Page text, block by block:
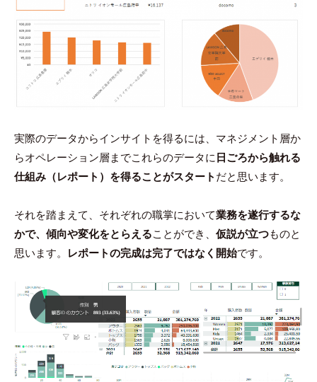
実際のデータからインサイトを得るには、マネジメント層か
らオペレーション層までこれらのデータに 日ごろから触れる
仕組み（レポート）を得ることがスタート だと思います。
それを踏まえて、それぞれの職掌において業務を遂行するな
かで、傾向や変化をとらえることができ、 仮説が立つものと
思います。
レポートの完成は完了ではなく開始です。